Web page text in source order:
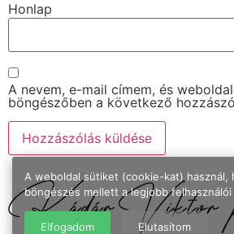
Honlap
A nevem, e-mail címem, és
böngészőben a következő
A weboldal sütiket (cookie-kat) használ,
böngészés mellett a legjobb
Elfogadom Elutasítom